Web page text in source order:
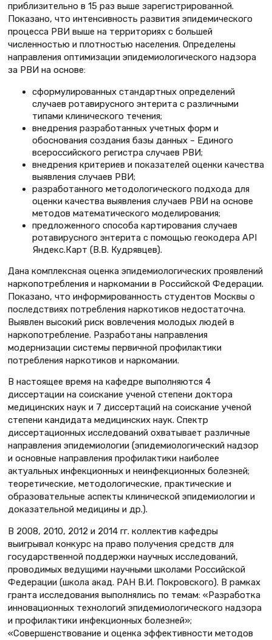
приблизительно в 15 раз выше зарегистрированной.
Показано, что интенсивность развития эпидемического
процесса РВИ выше на территориях с большей
численностью и плотностью населения. Определены
направления оптимизации эпидемиологического надзора
за РВИ на основе:
сформулированных стандартных определений
случаев ротавирусного энтерита с различными
типами клинического течения;
внедрения разработанных учетных форм и
обоснования создания базы данных – Единого
всероссийского регистра случаев РВИ;
внедрения критериев и показателей оценки качества
выявления случаев РВИ;
разработанного методологического подхода для
оценки качества выявления случаев РВИ на основе
методов математического моделирования;
предложенного способа картирования случаев
ротавирусного энтерита с помощью геокодера API
Яндекс.Карт (В.В. Кудрявцев).
Дана комплексная оценка эпидемиологических проявлений
наркопотребления и наркомании в Российской Федерации.
Показано, что информированность студентов Москвы о
последствиях потребления наркотиков недостаточна.
Выявлен высокий риск вовлечения молодых людей в
наркопотребление. Разработаны направления
модернизации системы первичной профилактики
потребления наркотиков и наркомании.
В настоящее время на кафедре выполняются 4
диссертации на соискание ученой степени доктора
медицинских наук и 7 диссертаций на соискание ученой
степени кандидата медицинских наук. Спектр
диссертационных исследований охватывает различные
направления эпидемиологии (эпидемиологический надзор
и основные направления профилактики наиболее
актуальных инфекционных и неинфекционных болезней;
теоретические, методологические, практические и
образовательные аспекты клинической эпидемиологии и
доказательной медицины и др.).
В 2008, 2010, 2012 и 2014 гг. коллектив кафедры
выигрывал конкурс на право получения средств для
государственной поддержки научных исследований,
проводимых ведущими научными школами Российской
Федерации (школа акад. РАН В.И. Покровского). В рамках
гранта исследования выполнялись по темам: «Разработка
инновационных технологий эпидемиологического надзора
и профилактики инфекционных болезней»;
«Совершенствование и оценка эффективности методов